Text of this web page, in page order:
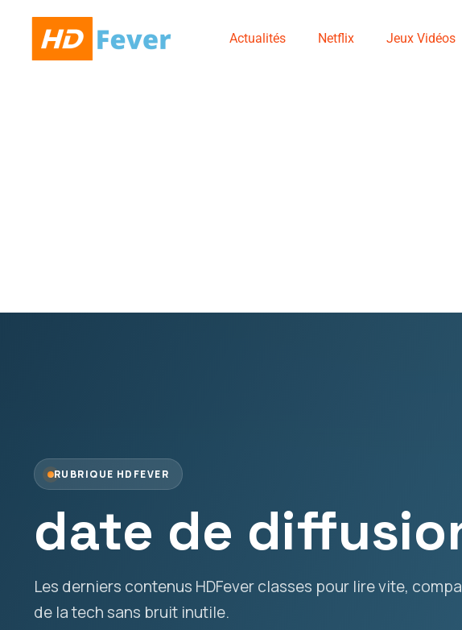
Actualités Netflix Jeux Vidéos
RUBRIQUE HDFEVER
date de
Les derniers contenus HDFever classes pour lire vite,
de la tech sans bruit inutile.